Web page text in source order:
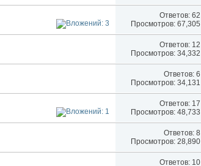
Ответов: 62
Просмотров: 67,305
Ответов: 12
Просмотров: 34,332
Ответов: 6
Просмотров: 34,131
Ответов: 17
Просмотров: 48,733
Ответов: 8
Просмотров: 28,890
Ответов: 10